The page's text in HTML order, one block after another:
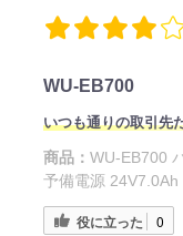
WU-EB700
いつも通りの取引先
商品： WU-EB700
予備電源 24V7.0Ah
役に立った 0